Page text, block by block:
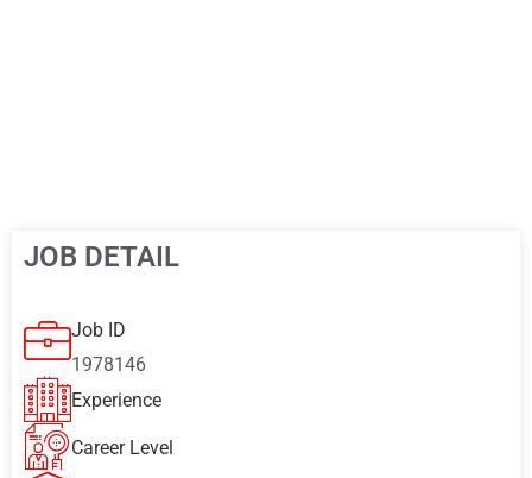
JOB DETAIL
Job ID
1978146
Experience
Career Level